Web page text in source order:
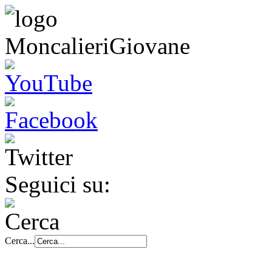
Seguici su:
Cerca...